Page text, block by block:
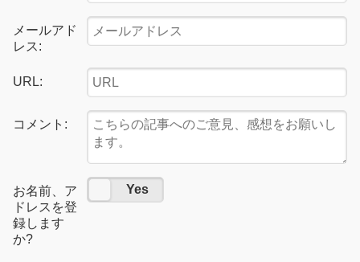
メールアド
レス:
URL:
コメント:
お名前、ア
ドレスを登
録します
か?
No Yes